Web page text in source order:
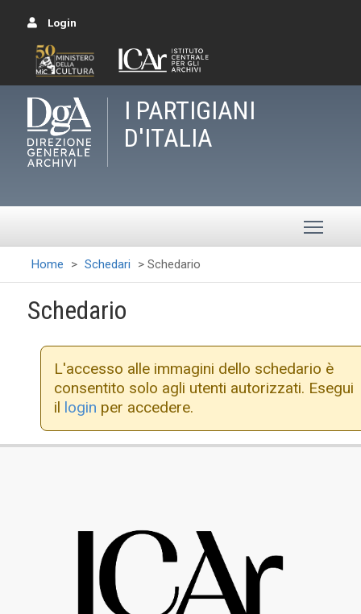
Login
I PARTIGIANI
D'ITALIA
Home > Schedari > Schedario
Schedario
L'accesso alle immagini dello schedario è
consentito solo agli utenti autorizzati. Esegui
il login per accedere.